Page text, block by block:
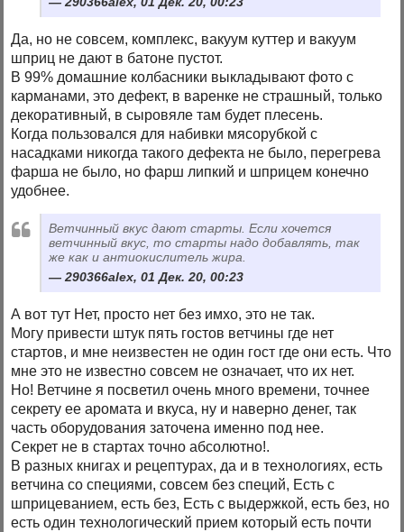
Да, но не совсем, комплекс, вакуум куттер и вакуум
шприц не дают в батоне пустот.
В 99% домашние колбасники выкладывают фото с
карманами, это дефект, в варенке не страшный, только
декоративный, в сыровяле там будет плесень.
Когда пользовался для набивки мясорубкой с
насадками никогда такого дефекта не было, перегрева
фарша не было, но фарш липкий и шприцем конечно
удобнее.
Ветчинный вкус дают старты. Если хочется
ветчинный вкус, то старты надо добавлять, так
же как и антиокислитель жира.
290366alex, 01 Дек. 20, 00:23
А вот тут Нет, просто нет без имхо, это не так.
Могу привести штук пять гостов ветчины где нет
стартов, и мне неизвестен не один гост где они есть. Что
мне это не известно совсем не означает, что их нет.
Но! Ветчине я посветил очень много времени, точнее
секрету ее аромата и вкуса, ну и наверно денег, так
часть оборудования заточена именно под нее.
Секрет не в стартах точно абсолютно!.
В разных книгах и рецептурах, да и в технологиях, есть
ветчина со специями, совсем без специй, Есть с
шприцеванием, есть без, Есть с выдержкой, есть без, но
есть один технологический прием который есть почти